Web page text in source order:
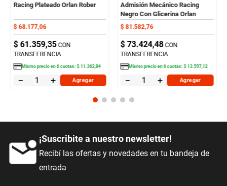
Racing Plateado Orlan Rober
$ 68.177,06
$ 61.359,35 CON
TRANSFERENCIA
Mismo precio en6cuotas:$ 11 .362,84
＋
－ Agregar
Admisión Mecánico Racing
Negro Con Glicerina Orlan
Rober
$ 81 .582,76
$ 73.424,48 CON
TRANSFERENCIA
Mismo precio en6cuotas:$ 13.597 12
＋
－ Agregar
¡Suscribite a nuestro newsletter!
Recibí las ofertas y novedades en tu bandeja de
entrada